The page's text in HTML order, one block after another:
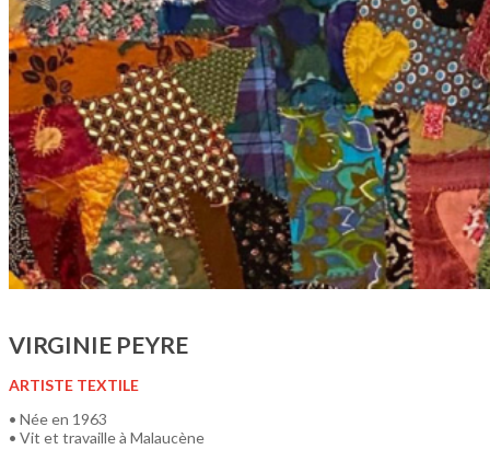
VIRGINIE PEYRE
ARTISTE TEXTILE
• Née en 1963
• Vit et travaille à Malaucène